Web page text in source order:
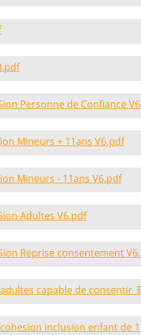
Personne de Confiance
Mineurs + 11ans V6.pdf
Mineurs - 11ans V6.pdf
Adultes V6.pdf
Reprise consentement
adultes capable de
cohesion inclusion enfant de